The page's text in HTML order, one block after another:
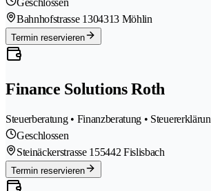
Geschlossen
Bahnhofstrasse 1304313 Möhlin
Termin reservieren
Finance Solutions Roth
Steuerberatung • Finanzberatung •
Geschlossen
Steinäckerstrasse 155442 Fislisbach
Termin reservieren